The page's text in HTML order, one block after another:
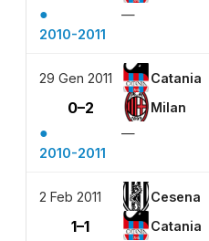
●
—
2010-2011
29 Gen 2011 Catania
0–2 Milan
●
—
2010-2011
2 Feb 2011 Cesena
1–1 Catania